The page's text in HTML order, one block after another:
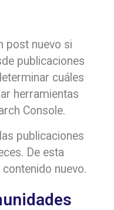
post nuevo si
publicaciones
cuáles
herramientas
Console.
publicaciones
De esta
nuevo.